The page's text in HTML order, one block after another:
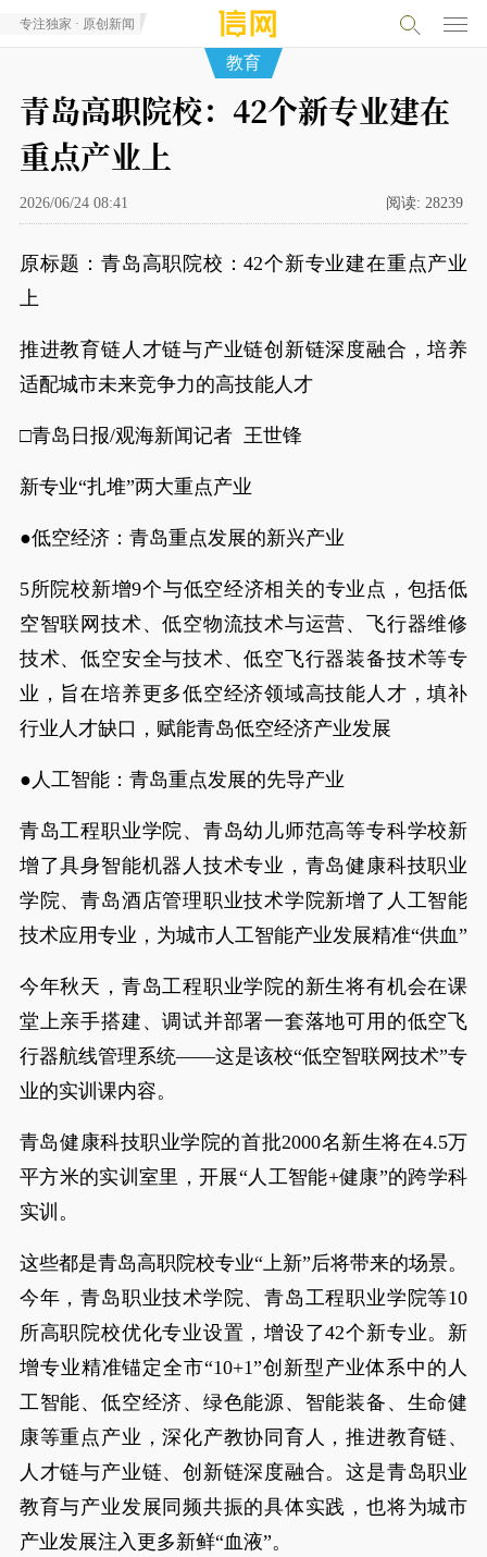
专注独家 · 原创新闻
教育
青岛高职院校：42个新专业建在
重点产业上
2026/06/24 08:41 阅读: 28239
原标题：青岛高职院校：42个新专业建在重点产业
上
推进教育链人才链与产业链创新链深度融合，培养
适配城市未来竞争力的高技能人才
□青岛日报/观海新闻记者 王世锋
新专业“扎堆”两大重点产业
●低空经济：青岛重点发展的新兴产业
5所院校新增9个与低空经济相关的专业点，包括低
空智联网技术、低空物流技术与运营、飞行器维修
技术、低空安全与技术、低空飞行器装备技术等专
业，旨在培养更多低空经济领域高技能人才，填补
行业人才缺口，赋能青岛低空经济产业发展
●人工智能：青岛重点发展的先导产业
青岛工程职业学院、青岛幼儿师范高等专科学校新
增了具身智能机器人技术专业，青岛健康科技职业
学院、青岛酒店管理职业技术学院新增了人工智能
技术应用专业，为城市人工智能产业发展精准“供血”
今年秋天，青岛工程职业学院的新生将有机会在课
堂上亲手搭建、调试并部署一套落地可用的低空飞
行器航线管理系统——这是该校“低空智联网技术”专
业的实训课内容。
青岛健康科技职业学院的首批2000名新生将在4.5万
平方米的实训室里，开展“人工智能+健康”的跨学科
实训。
这些都是青岛高职院校专业“上新”后将带来的场景。
今年，青岛职业技术学院、青岛工程职业学院等10
所高职院校优化专业设置，增设了42个新专业。新
增专业精准锚定全市“10+1”创新型产业体系中的人
工智能、低空经济、绿色能源、智能装备、生命健
康等重点产业，深化产教协同育人，推进教育链、
人才链与产业链、创新链深度融合。这是青岛职业
教育与产业发展同频共振的具体实践，也将为城市
产业发展注入更多新鲜“血液”。